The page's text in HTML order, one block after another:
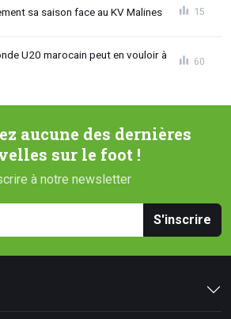
sa saison face au KV Malines 15
U20 marocain peut en vouloir à
60
aucune des dernières
sur le foot !
à notre newsletter
S'inscrire